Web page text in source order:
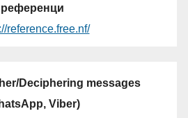
референци
reference.free.nf/
Deciphering messages
Viber)